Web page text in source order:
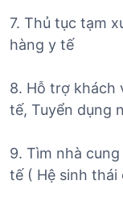
7. Thủ tục tạm
hàng y tế
8. Hỗ trợ khách
tế, Tuyển dụng
9. Tìm nhà
tế ( Hệ sinh thái